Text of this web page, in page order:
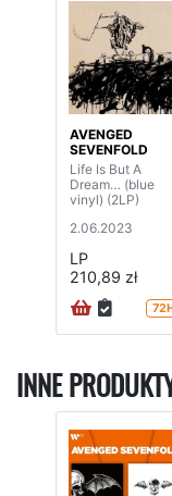
AVENGED
SEVENFOLD
Life Is But A
Dream… (blue
vinyl) (2LP)
2.06.2023
LP
210,89 zł
INNE